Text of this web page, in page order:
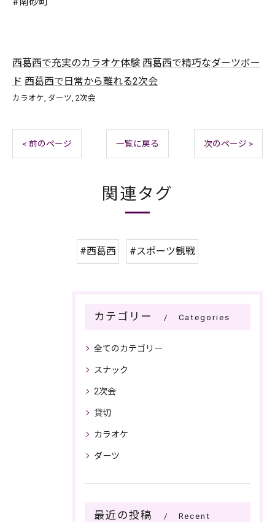
西葛西で充実のカラオケ体験 西葛西で精巧なダーツボー
ド 西葛西で日常から離れる2次会
カラオケ ダーツ 2次会
< 前のページ 一覧に戻る 次のページ >
関連タグ
#西葛西 #スポーツ観戦
カテゴリー Categories
全てのカテゴリー
スナック
2次会
貸切
カラオケ
ダーツ
最近の投稿
Recent